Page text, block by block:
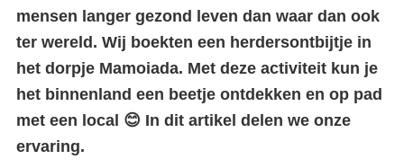
mensen langer gezond leven dan waar dan ook
ter wereld. Wij boekten een herdersontbijtje in
het dorpje Mamoiada. Met deze activiteit kun je
het binnenland een beetje ontdekken en op pad
met een local 😊 In dit artikel delen we onze
ervaring.